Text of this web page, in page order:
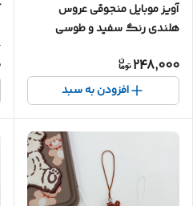
آویز موبایل منجوقی عروس
هلندی رنگ سفید و طوسی
248,000
افزودن به سبد